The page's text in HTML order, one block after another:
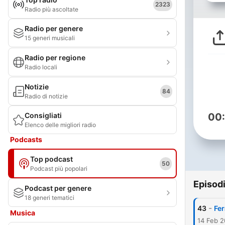
Radio più ascoltate
2323
Radio per genere
15 generi musicali
Radio per regione
Radio locali
Notizie
Radio di notizie
84
Consigliati
Elenco delle migliori radio
Podcasts
Top podcast
Podcast più popolari
50
Podcast per genere
18 generi tematici
Musica
Episodi
43 -
14 Feb